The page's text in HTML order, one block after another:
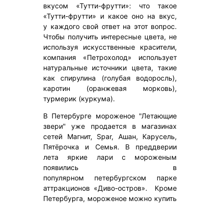
вкусом «Тутти-фрутти»: что такое
«Тутти-фрутти» и какое оно на вкус,
у каждого свой ответ на этот вопрос.
Чтобы получить интересные цвета, не
используя искусственные красители,
компания «Петрохолод» использует
натуральные источники цвета, такие
как спирулина (голубая водоросль),
каротин (оранжевая морковь),
турмерик (куркума).
В Петербурге мороженое "Летающие
звери" уже продается в магазинах
сетей Магнит, Spar, Ашан, Карусель,
Пятёрочка и Семья. В преддверии
лета яркие лари с мороженым
появились в
популярном петербургском парке
аттракционов «Диво-остров». Кроме
Петербурга, мороженое можно купить